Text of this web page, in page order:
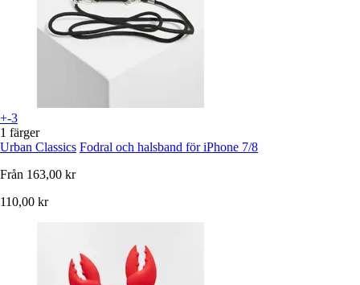
+-3
1 färger
Urban Classics Fodral och halsband för iPhone 7/8
Från 163,00 kr
110,00 kr